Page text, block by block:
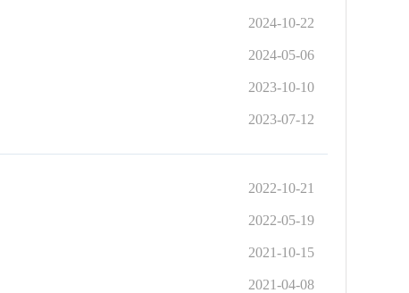
2024-10-22
2024-05-06
2023-10-10
2023-07-12
2022-10-21
2022-05-19
2021-10-15
2021-04-08